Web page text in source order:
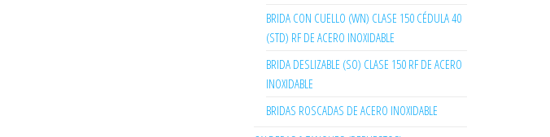
BRIDA CON CUELLO (WN) CLASE 150 CÉDULA 40
(STD) RF DE ACERO INOXIDABLE
BRIDA DESLIZABLE (SO) CLASE 150 RF DE ACERO
INOXIDABLE
BRIDAS ROSCADAS DE ACERO INOXIDABLE